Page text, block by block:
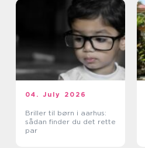
04. July 2026
Briller til børn i aarhus:
sådan finder du det rette
par